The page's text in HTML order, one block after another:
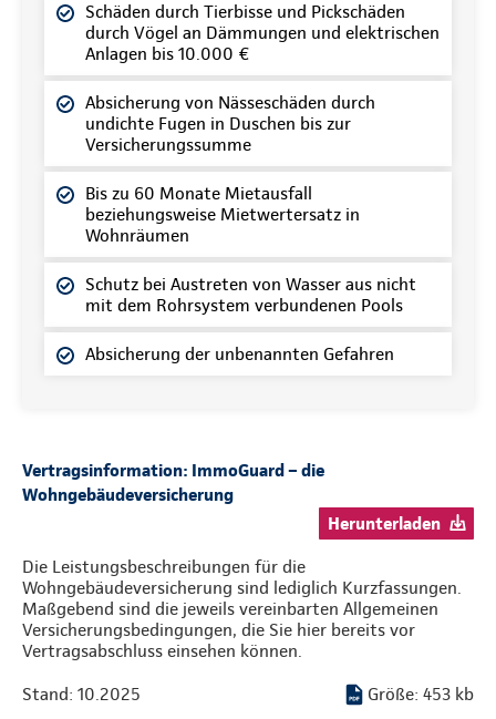
Schäden durch Tierbisse und Pickschäden
durch Vögel an Dämmungen und elektrischen
Anlagen bis 10.000 €
Absicherung von Nässeschäden durch
undichte Fugen in Duschen bis zur
Versicherungssumme
Bis zu 60 Monate Mietausfall
beziehungsweise Mietwertersatz in
Wohnräumen
Schutz bei Austreten von Wasser aus nicht
mit dem Rohrsystem verbundenen Pools
Absicherung der unbenannten Gefahren
Vertragsinformation: ImmoGuard – die
Wohngebäudeversicherung
Herunterladen
Die Leistungsbeschreibungen für die
Wohngebäudeversicherung sind lediglich Kurzfassungen.
Maßgebend sind die jeweils vereinbarten Allgemeinen
Versicherungsbedingungen, die Sie hier bereits vor
Vertragsabschluss einsehen können.
Stand: 10.2025 Größe: 453 kb